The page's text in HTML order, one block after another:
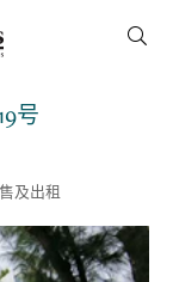
号
及出租